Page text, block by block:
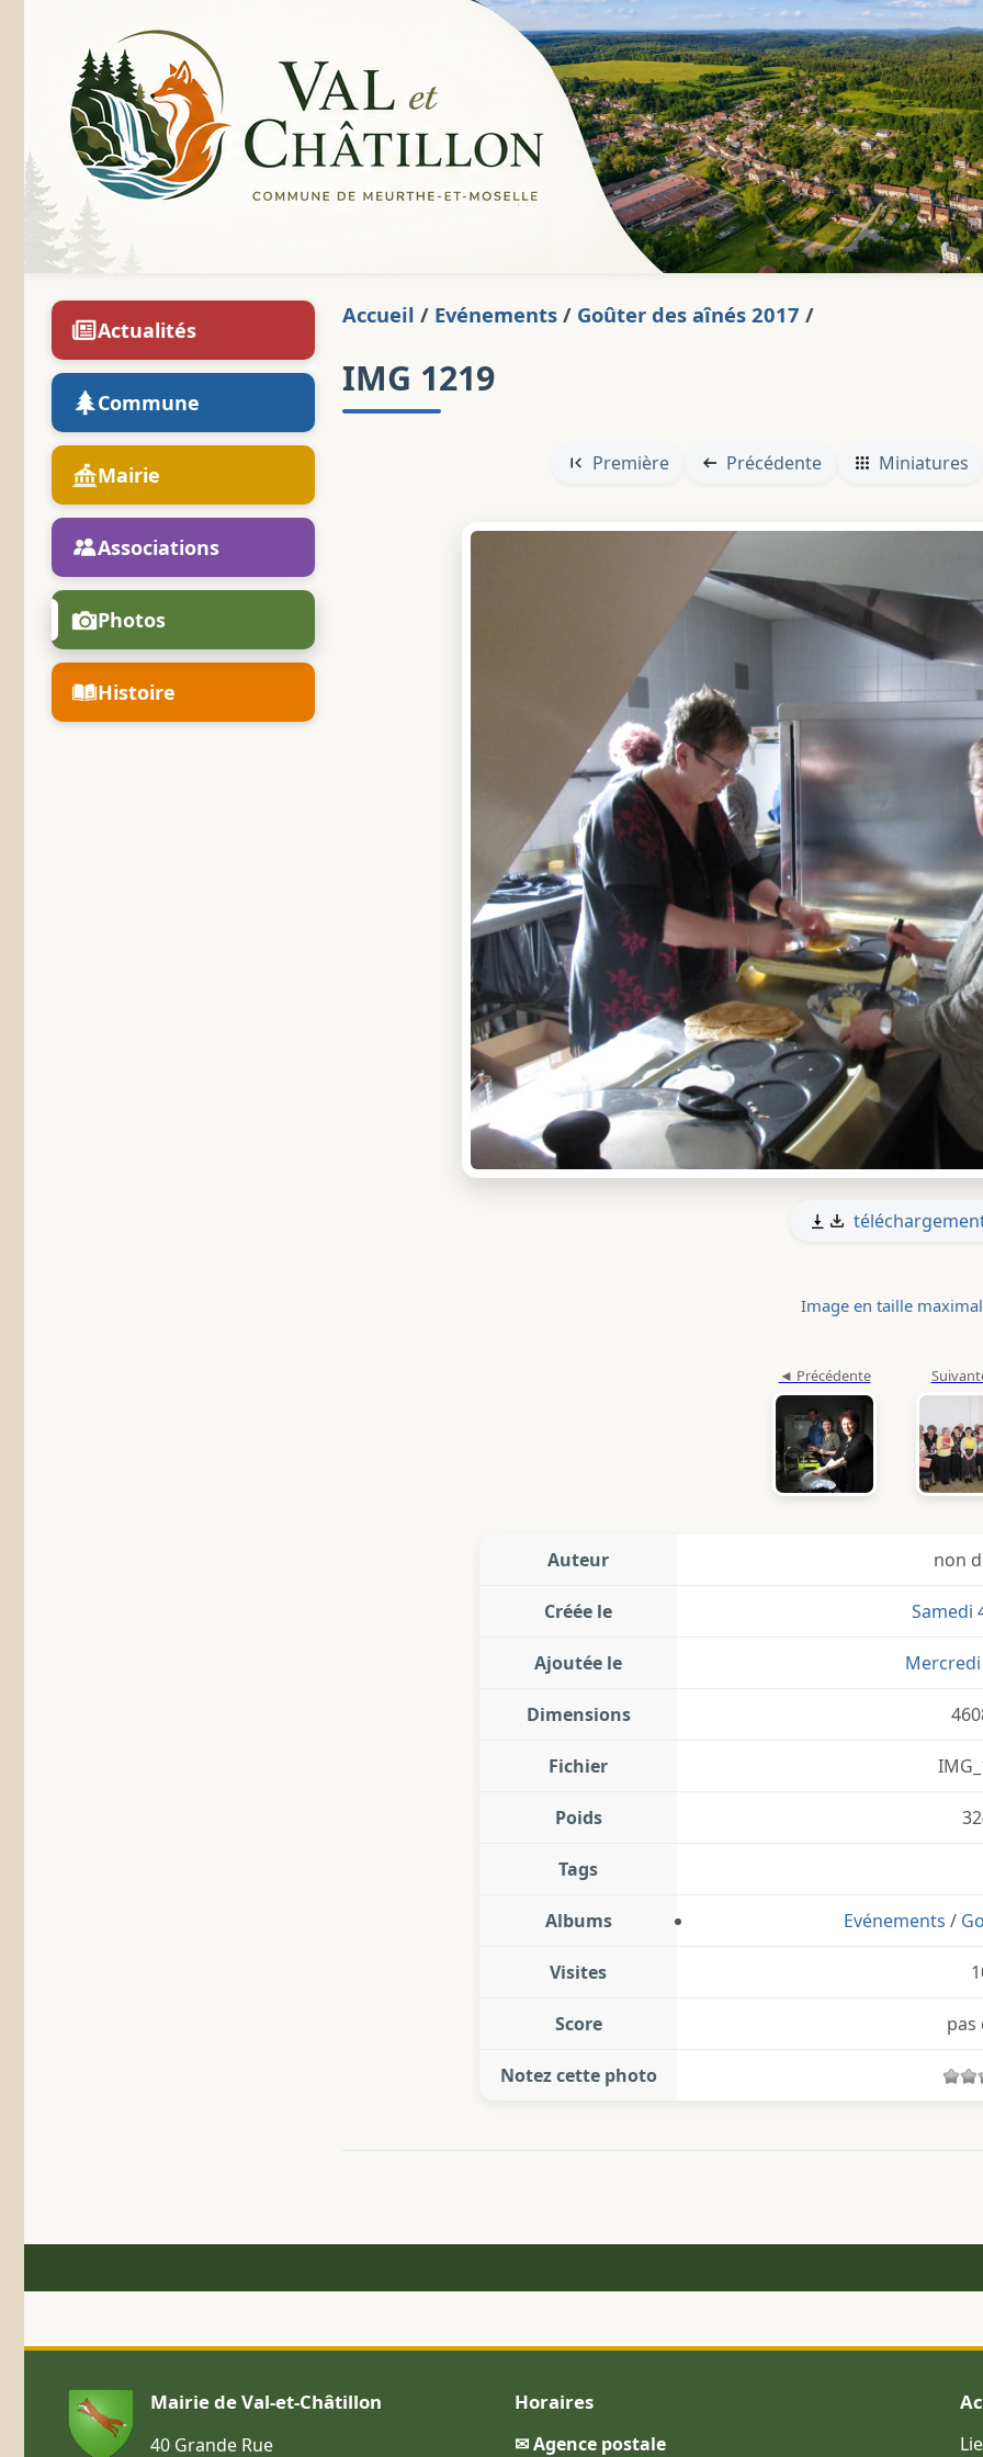
Actualités
Commune
Mairie
Associations
Photos
Histoire
Accueil / Evénements / Goûter des aînés 2017 /
IMG 1219
Première Précédente Miniatures
Image en taille
Auteur non
Créée le Samedi
Ajoutée le
Dimensions
Fichier
Poids
Tags
Albums Evénements /
Visites
Score pas
Notez cette photo
Mairie de Val-et-Châtillon
40 Grande Rue
Horaires
✉ Agence postale